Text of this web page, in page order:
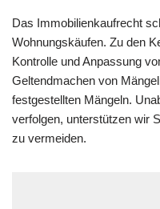
Das Immobilienkaufrecht
Wohnungskäufen. Zu den
Kontrolle und Anpassung
Geltendmachen von
festgestellten Mängeln.
verfolgen, unterstützen wir
zu vermeiden.